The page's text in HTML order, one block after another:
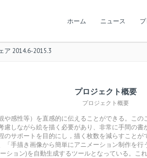
ホーム ニュース
ア 2014.6-2015.3
プロジェクト概要
プロジェクト概要
感性等）を直感的に伝えることができる。こ
しながら絵を描く必要があり、非常に手間の
サポートを目的にし，描く枚数を減らすこと
手描き画像から簡単にアニメーション制作を
ション)を自動生成するツールとなっている。